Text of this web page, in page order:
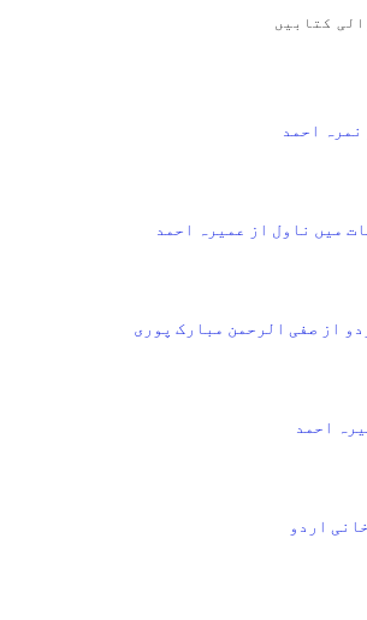
کتابیں
احمد
میں ناول از عمیرہ احمد
از صفی الرحمن مبارک پوری
احمد
اردو